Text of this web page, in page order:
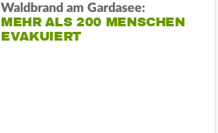
Waldbrand am Gardasee:
MEHR ALS 200 MENSCHEN
EVAKUIERT